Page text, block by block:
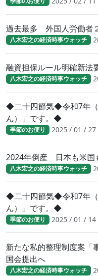
過去最多 外国人労働者
八木宏之の経済時事ウォッチ
融資担保ルール明確新法
八木宏之の経済時事ウォッチ
◆二十四節気◆令和7年（
ん）」です。◆
季節のお便り 2025 / 01 / 27
2024年倒産 日本も米国
八木宏之の経済時事ウォッチ
◆二十四節気◆令和7年
ん）」です。◆
季節のお便り 2025 / 01 / 14
新たな私的整理制度案「
国会提出へ
八木宏之の経済時事ウォッチ